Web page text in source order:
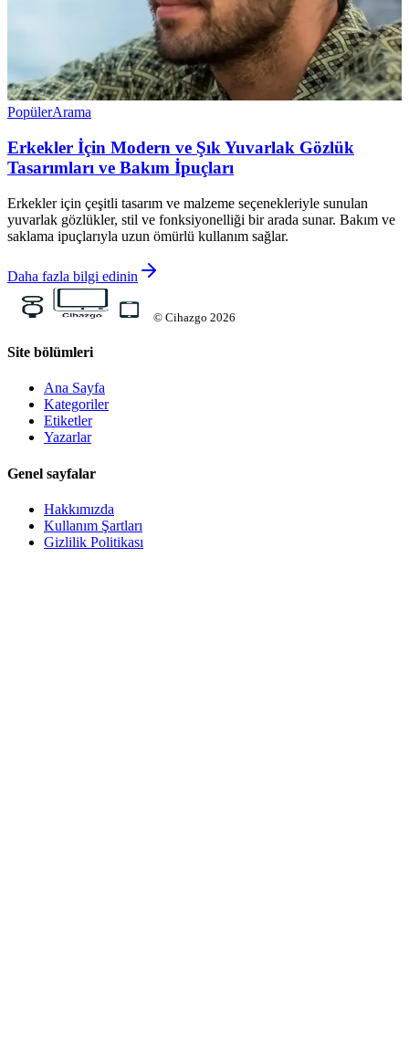
PopülerArama
Erkekler İçin Modern ve Şık Yuvarlak Gözlük
Tasarımları ve Bakım İpuçları
Erkekler için çeşitli tasarım ve malzeme seçenekleriyle sunulan
yuvarlak gözlükler, stil ve fonksiyonelliği bir arada sunar. Bakım ve
saklama ipuçlarıyla uzun ömürlü kullanım sağlar.
Daha fazla bilgi edinin
© Cihazgo 2026
Site bölümleri
Ana Sayfa
Kategoriler
Etiketler
Yazarlar
Genel sayfalar
Hakkımızda
Kullanım Şartları
Gizlilik Politikası